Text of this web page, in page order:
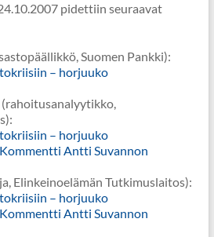
pidettiin seuraavat
Suomen Pankki):
– horjuuko
– horjuuko
Antti Suvannon
Elinkeinoelämän Tutkimuslaitos):
– horjuuko
Antti Suvannon